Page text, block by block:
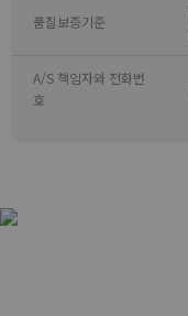
품질보증기준
A/S 책임자와 전화번
호